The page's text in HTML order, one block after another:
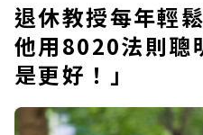
退休教授每年輕
他用8020法則聰
是更好！」